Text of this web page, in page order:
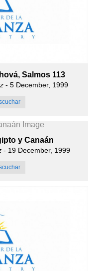
Salmos 113
- 5 December, 1999
y Canaán
- 19 December, 1999